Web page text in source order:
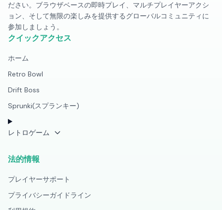
ださい。ブラウザベースの即時プレイ、マルチプレイヤーアクシ
ョン、そして無限の楽しみを提供するグローバルコミュニティに
参加しましょう。
クイックアクセス
ホーム
Retro Bowl
Drift Boss
Sprunki(スプランキー)
レトロゲーム
法的情報
プレイヤーサポート
プライバシーガイドライン